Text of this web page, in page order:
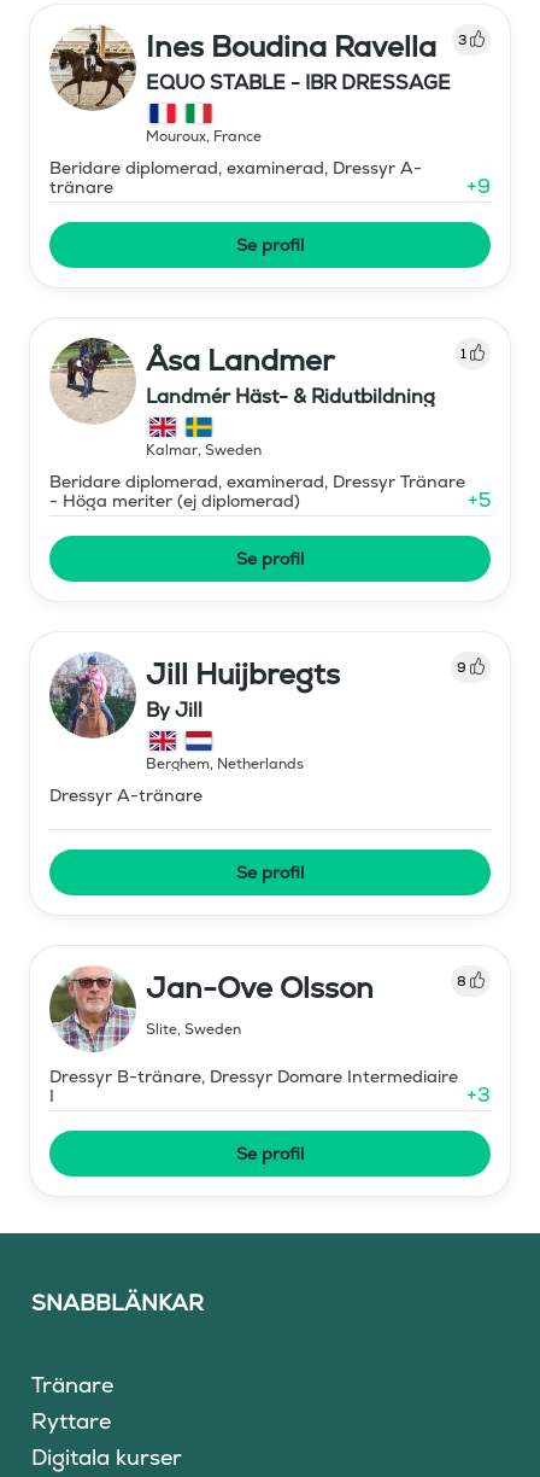
Ines Boudina Ravella 3
EQUO STABLE - IBR DRESSAGE
Mouroux, France
Beridare diplomerad, examinerad, Dressyr A-
tränare
+9
Se profil
Åsa Landmer 1
Landmér Häst- & Ridutbildning
Kalmar, Sweden
Beridare diplomerad, examinerad, Dressyr Tränare
- Höga meriter (ej diplomerad)
+5
Se profil
Jill Huijbregts 9
By Jill
Berghem, Netherlands
Dressyr A-tränare
Se profil
Jan-Ove Olsson 8
Slite, Sweden
Dressyr B-tränare, Dressyr Domare Intermediaire
I
+3
Se profil
SNABBLÄNKAR
Tränare
Ryttare
Digitala kurser